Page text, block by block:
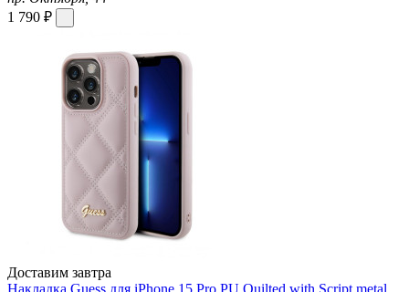
1 790 ₽
Доставим завтра
Накладка Guess для iPhone 15 Pro PU Quilted with Script metal